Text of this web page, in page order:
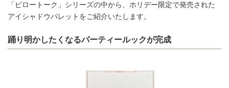
「ピロートーク」シリーズの中から、ホリデー限定で発売された
アイシャドウパレットをご紹介いたします。
踊り明かしたくなるパーティールックが完成